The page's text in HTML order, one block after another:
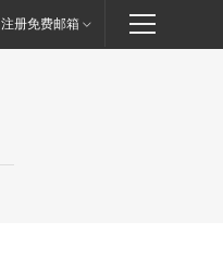
注册免费邮箱